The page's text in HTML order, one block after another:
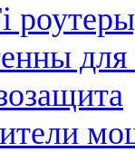
для